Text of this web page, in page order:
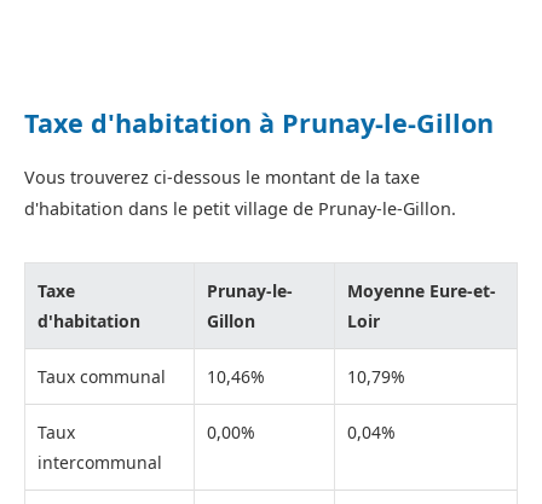
Taxe d'habitation à Prunay-le-Gillon
Vous trouverez ci-dessous le montant de la taxe
d'habitation dans le petit village de Prunay-le-Gillon.
Taxe
d'habitation
Prunay-le-
Gillon
Moyenne Eure-et-
Loir
Taux communal 10,46% 10,79%
Taux
intercommunal
0,00% 0,04%